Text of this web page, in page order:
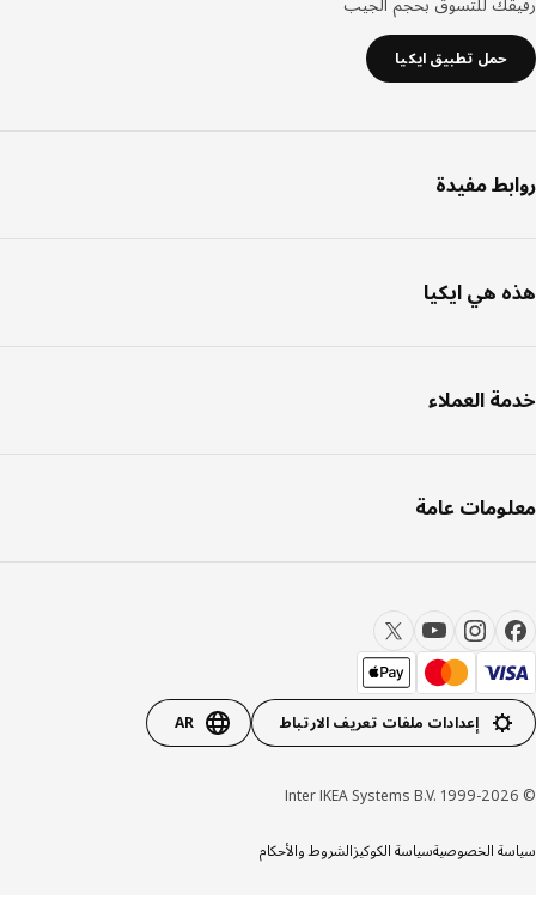
حمل تطبيق ايكيا
مفيدة
هي ايكيا
العملاء
عامة
إعدادات ملفات تعريف الارتباط AR
الخصوصيةسياسة الكوكيزالشروط والأحكام